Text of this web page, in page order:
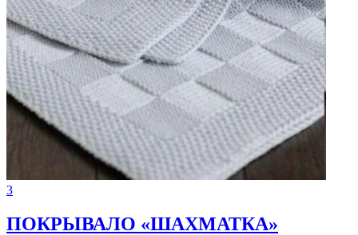
3
ПOКРЫВАЛО «ШAXМАТКА»